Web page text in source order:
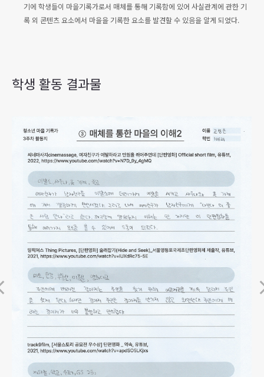
기에 학생들이 마을기록가로서 매체를 통해 기록함에 있어 사실관계에 관한 기
록 외 콘텐츠 요소에서 마을을 기록한 요소를 발견할 수 있음을 알게 되었다.
학생 활동 결과물